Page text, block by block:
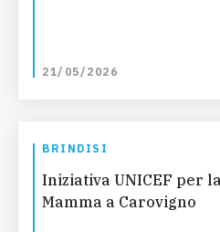
21/05/2026
BRINDISI
Iniziativa UNICEF per
Mamma a Carovigno